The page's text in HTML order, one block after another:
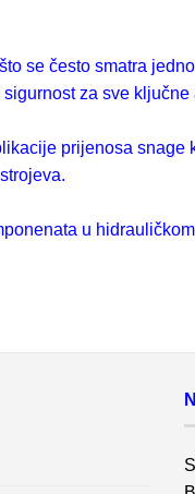
se često smatra
za sve
prijenosa snage
u